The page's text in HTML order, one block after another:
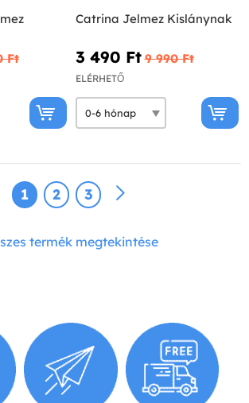
Ft‎
Catrina Jelmez Kislánynak
3 490 Ft‎ 9 990 Ft‎
ELÉRHETŐ
1 2 3
termék megtekintése